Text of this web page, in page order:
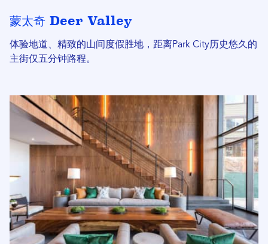
蒙太奇 Deer Valley
体验地道、精致的山间度假胜地，距离Park City历史悠久的
主街仅五分钟路程。